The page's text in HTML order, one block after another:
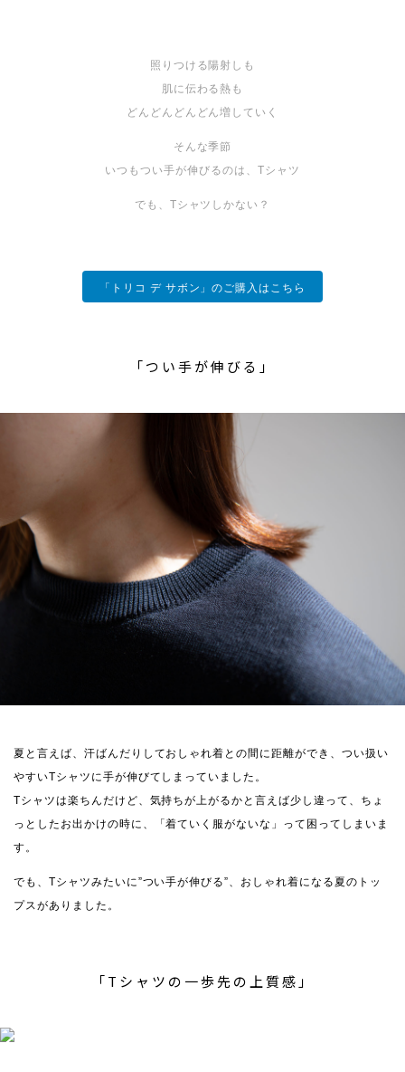
照りつける陽射しも
肌に伝わる熱も
どんどんどんどん増していく
そんな季節
いつもつい手が伸びるのは、Tシャツ
でも、Tシャツしかない？
「トリコ デ サボン」のご購入はこちら
「つい手が伸びる」
夏と言えば、汗ばんだりしておしゃれ着との間に距離ができ、つい扱い
やすいTシャツに手が伸びてしまっていました。
Tシャツは楽ちんだけど、気持ちが上がるかと言えば少し違って、ちょ
っとしたお出かけの時に、「着ていく服がないな」って困ってしまいま
す。
でも、Tシャツみたいに”つい手が伸びる”、おしゃれ着になる夏のトッ
プスがありました。
「Tシャツの一歩先の上質感」